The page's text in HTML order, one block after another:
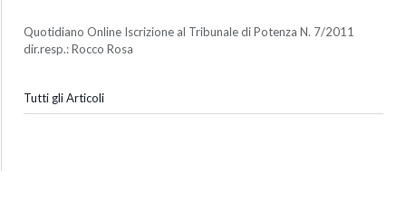
Quotidiano Online Iscrizione al Tribunale di Potenza N. 7/2011
dir.resp.: Rocco Rosa
Tutti gli Articoli